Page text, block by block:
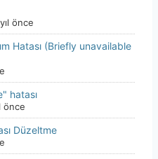
önce
Hatası (Briefly unavailable
hatası
önce
Düzeltme